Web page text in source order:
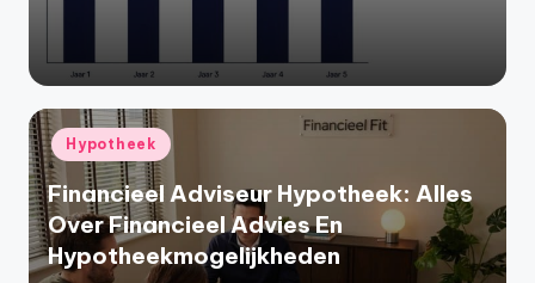
Geplaatst
in
Hypotheek
Financieel Adviseur Hypotheek: Alles
Over Financieel Advies En
Hypotheekmogelijkheden